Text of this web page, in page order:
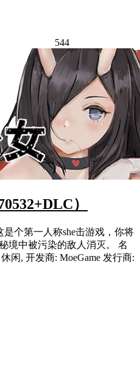
544
）
个第一人称she击游戏，你将
境中被污染的敌人消灭。 名
闲, 开发商: MoeGame 发行商: